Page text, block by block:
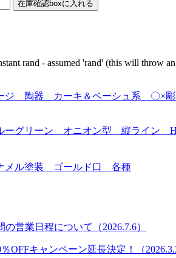
rand - assumed 'rand' (this will throw
ジ 陶器 カーキ＆ベーシュ系 〇×
グリーン オニオン型 縦ライン
メル塗装 ゴールド口 各種
の営業日程について（2026.7.6）
％OFFキャンペーン延長決定！（